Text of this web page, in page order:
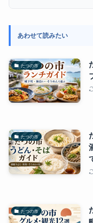
あわせて読みたい
たつの市
たつの市
たつの市